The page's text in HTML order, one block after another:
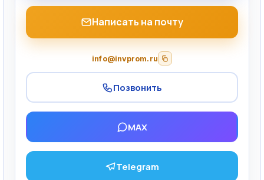
Написать на почту
info@invprom.ru
Позвонить
MAX
Telegram